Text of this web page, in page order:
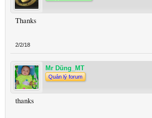
Thanks
2/2/18
Mr Dũng_MT
Quản lý forum
thanks